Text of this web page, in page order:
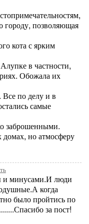
городу, позволяющая
кота с ярким
в частности,
Обожала их
по делу и в
самые
заброшенными.
домах, но атмосферу
и минусами.И люди
когда
было пройтись по
за пост!